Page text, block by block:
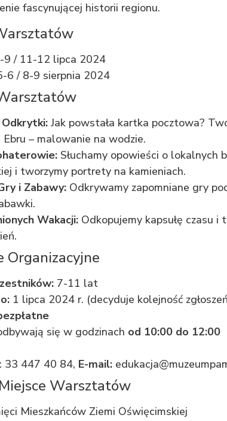
fascynującej historii regionu.
/ 11-12 lipca 2024
6 / 8-9 sierpnia 2024
Jak powstała kartka pocztowa?
– malowanie na wodzie.
Słuchamy opowieści o lokalnych
i tworzymy portrety na kamieniach.
i Zabawy:Odkrywamy zapomniane gry
Wakacji:Odkopujemy kapsułę czasu
Organizacyjne
7-11 lat
1 lipca 2024 r. (decyduje kolejność
się w godzinach od 10:00 do 12:00
33 447 40 84, E-mail:
Warsztatów
Mieszkańców Ziemi Oświęcimskiej